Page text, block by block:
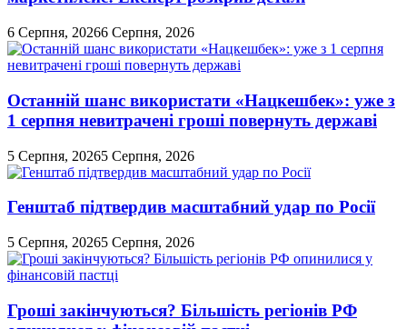
6 Серпня, 20266 Серпня, 2026
Останній шанс використати «Нацкешбек»: уже з
1 серпня невитрачені гроші повернуть державі
5 Серпня, 20265 Серпня, 2026
Генштаб підтвердив масштабний удар по Росії
5 Серпня, 20265 Серпня, 2026
Гроші закінчуються? Більшість регіонів РФ